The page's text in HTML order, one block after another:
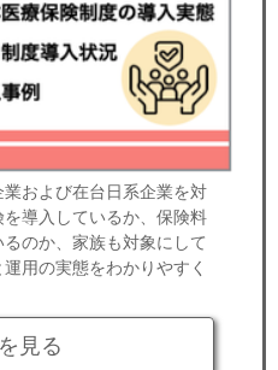
および在台日系企業を対
導入しているか、保険料
のか、家族も対象にして
用の実態をわかりやすく
見る